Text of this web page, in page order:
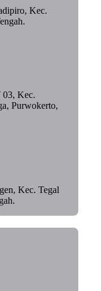
Kec.
03, Kec.
Purwokerto,
Kec. Tegal